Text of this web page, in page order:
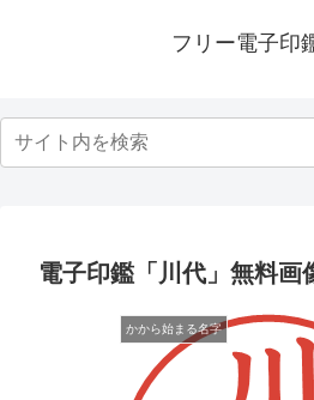
フリー電子印
電子印鑑「川代」無料画
かから始まる名字